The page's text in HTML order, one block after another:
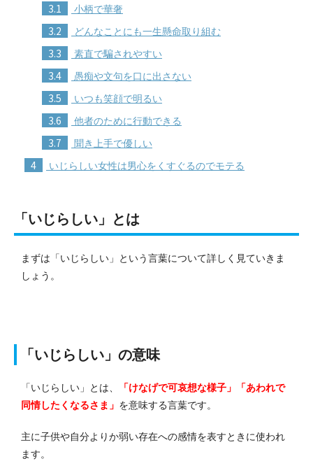
3.1 小柄で華奢
3.2 どんなことにも一生懸命取り組む
3.3 素直で騙されやすい
3.4 愚痴や文句を口に出さない
3.5 いつも笑顔で明るい
3.6 他者のために行動できる
3.7 聞き上手で優しい
4 いじらしい女性は男心をくすぐるのでモテる
「いじらしい」とは
まずは「いじらしい」という言葉について詳しく見ていきま
しょう。
「いじらしい」の意味
「いじらしい」とは、
「けなげで可哀想な様子」「あわれで
同情したくなるさま」 を意味する言葉です。
主に子供や自分よりか弱い存在への感情を表すときに使われ
ます。